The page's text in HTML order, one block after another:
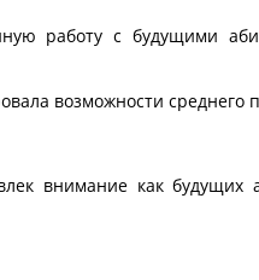
работу с будущими
возможности среднего
внимание как будущих